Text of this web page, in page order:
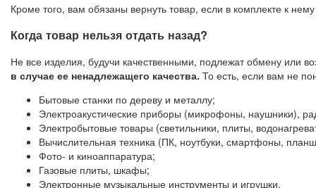
Кроме того, вам обязаны вернуть товар, если в комплекте к
Когда товар нельзя отдать назад?
Не все изделия, будучи качественными, подлежат обмену или
в случае ее ненадлежащего качества. То есть, если вам не
Бытовые станки по дереву и металлу;
Электроакустические приборы (микрофоны, наушники),
Электробытовые товары (светильники, плиты,
Вычислительная техника (ПК, ноутбуки, смартфоны,
Фото- и киноаппаратура;
Газовые плиты, шкафы;
Электронные музыкальные инструменты и игрушки.